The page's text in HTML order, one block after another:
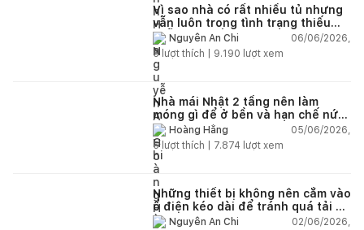
Vì sao nhà có rất nhiều tủ nhưng
vẫn luôn trong tình trạng thiếu
chỗ chứa đồ?
Nguyễn An Chi
06/06/2026,
5lượt thích | 9.190 lượt xem
Nhà mái Nhật 2 tầng nên làm
móng gì để ở bền và hạn chế nứt
lún?Hoàng Hằng
05/06/2026,
5lượt thích | 7.874 lượt xem
Những thiết bị không nên cắm vào
ổ điện kéo dài để tránh quá tải và
chập cháy trong nhà
Nguyễn An Chi
02/06/2026,